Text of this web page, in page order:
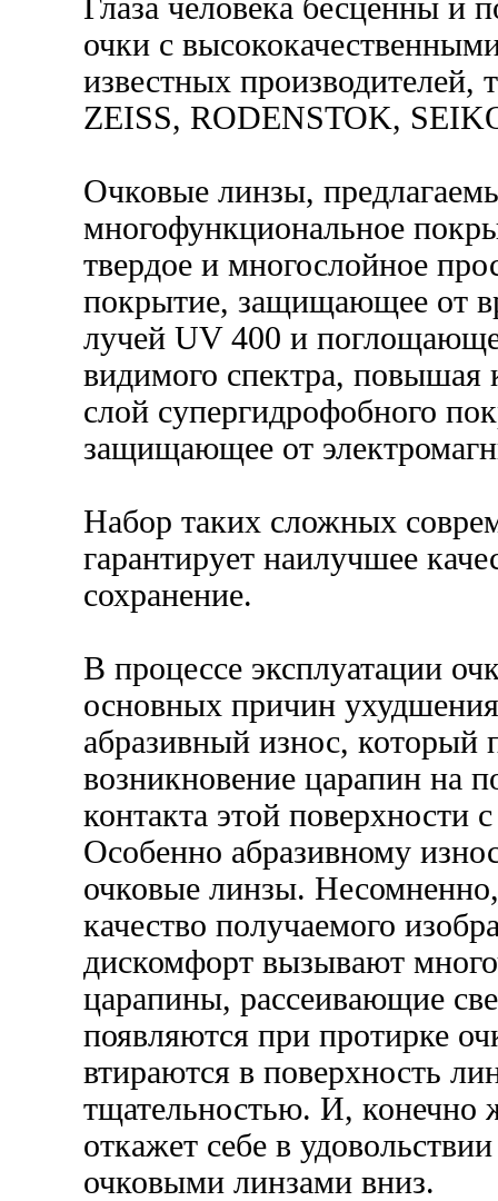
Глаза человека бесценны и
очки с
известных
ZEISS, RODENSTOK,
Очковые линзы,
многофункциональное
твердое и многослойное
покрытие, защищающее от
лучей UV 400 и
видимого спектра, повышая
слой супергидрофобного
защищающее от
Набор таких сложных
гарантирует наилучшее
сохранение.
В процессе эксплуатации
основных причин ухудшения
абразивный износ, который
возникновение царапин на
контакта этой поверхности
Особенно абразивному
очковые линзы.
качество получаемого
дискомфорт вызывают
царапины, рассеивающие
появляются при протирке
втираются в поверхность
тщательностью. И, конечно
откажет себе в
очковыми линзами вниз.